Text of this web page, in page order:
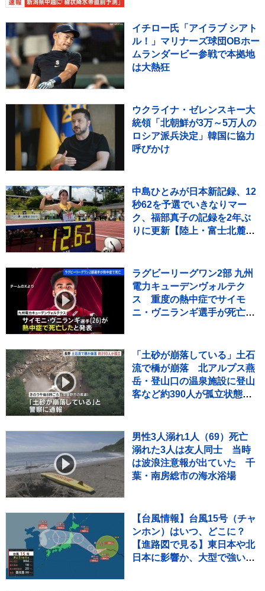
イチロー氏「アイラブ シアト
ル！」マリナーズ球団OBホー
ムランダービー参戦で本拠地
は大熱狂
ウクライナ・ゼレンスキー大
統領「北朝鮮が3万～5万人の
ロシア派兵決定」韓国に協力
呼びかけ
中島ひとみが日本新記録、12
秒62を予選でいきなりマー
ク、福部真子の記録を2年ぶ
りに更新【陸上・富士北麓ワ
ラグビーリーグワン2部 九州
電力キューデンヴォルテク
ス 重度の熱中症でサイモ
ニ・ヴニランギ選手が死亡と
「土砂が崩落している」土石
流で橋が崩落 北アルプス燕
岳・登山口の温泉施設に登山
客など約390人が孤立状態
男性3人溺れ1人（69）死亡
溺れた3人は友人同士 当時
は波浪注意報が出ていた 千
葉・南房総市の海水浴場
【台風情報】台風15号（チャ
ンホン）はいつ、どこに？
【進路図で見る】東日本や北
日本に影響か、大型で強い台